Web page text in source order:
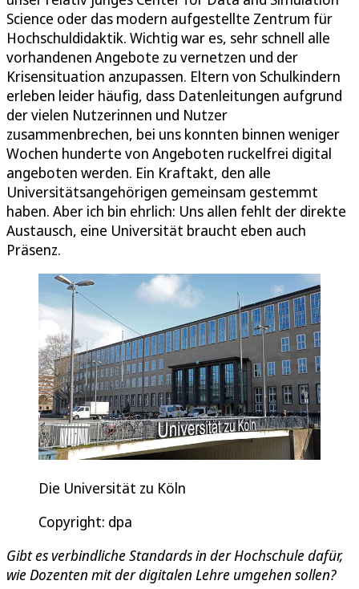
Science oder das modern aufgestellte Zentrum für
Hochschuldidaktik. Wichtig war es, sehr schnell alle
vorhandenen Angebote zu vernetzen und der
Krisensituation anzupassen. Eltern von Schulkindern
erleben leider häufig, dass Datenleitungen aufgrund
der vielen Nutzerinnen und Nutzer
zusammenbrechen, bei uns konnten binnen weniger
Wochen hunderte von Angeboten ruckelfrei digital
angeboten werden. Ein Kraftakt, den alle
Universitätsangehörigen gemeinsam gestemmt
haben. Aber ich bin ehrlich: Uns allen fehlt der direkte
Austausch, eine Universität braucht eben auch
Präsenz.
Die Universität zu Köln
Copyright: dpa
Gibt es verbindliche Standards in der Hochschule dafür,
wie Dozenten mit der digitalen Lehre umgehen sollen?